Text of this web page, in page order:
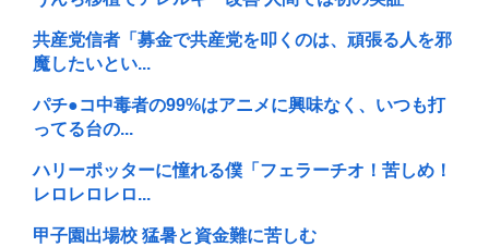
共産党信者「募金で共産党を叩くのは、頑張る人を邪
魔したいとい...
パチ●コ中毒者の99%はアニメに興味なく、いつも打
ってる台の...
ハリーポッターに憧れる僕「フェラーチオ！苦しめ！
レロレロレロ...
甲子園出場校 猛暑と資金難に苦しむ